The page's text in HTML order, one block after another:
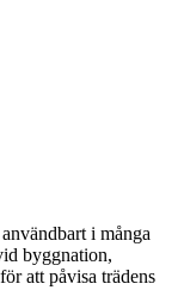
i många
byggnation,
att påvisa trädens